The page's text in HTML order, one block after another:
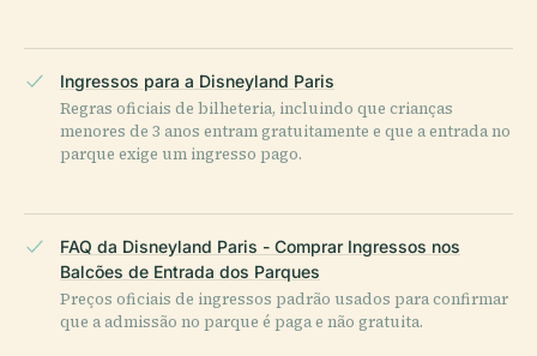
Ingressos para a Disneyland Paris
Regras oficiais de bilheteria, incluindo que crianças
menores de 3 anos entram gratuitamente e que a entrada no
parque exige um ingresso pago.
FAQ da Disneyland Paris - Comprar Ingressos nos
Balcões de Entrada dos Parques
Preços oficiais de ingressos padrão usados para confirmar
que a admissão no parque é paga e não gratuita.